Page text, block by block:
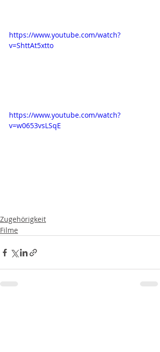
https://www.youtube.com/watch?
v=ShttAt5xtto
https://www.youtube.com/watch?
v=w0653vsLSqE
Zugehörigkeit
Filme